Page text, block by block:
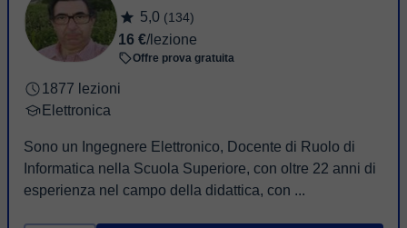
5,0 (134)
16 €/lezione
Offre prova gratuita
1877 lezioni
Elettronica
Sono un Ingegnere Elettronico, Docente di Ruolo di
Informatica nella Scuola Superiore, con oltre 22 anni di
esperienza nel campo della didattica, con ...